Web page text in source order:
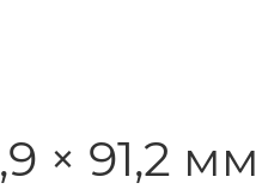
× 91,2 мм